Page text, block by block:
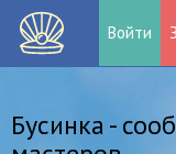
Войти
Бусинка -